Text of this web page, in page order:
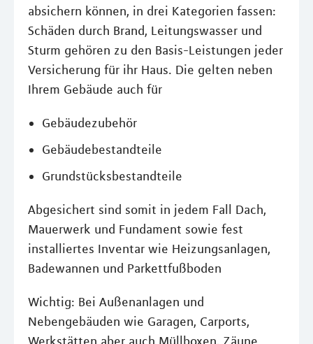
absichern können, in drei Kategorien fassen:
Schäden durch Brand, Leitungswasser und
Sturm gehören zu den Basis-Leistungen jeder
Versicherung für ihr Haus. Die gelten neben
Ihrem Gebäude auch für
Gebäudezubehör
Gebäudebestandteile
Grundstücksbestandteile
Abgesichert sind somit in jedem Fall Dach,
Mauerwerk und Fundament sowie fest
installiertes Inventar wie Heizungsanlagen,
Badewannen und Parkettfußboden
Wichtig: Bei Außenanlagen und
Nebengebäuden wie Garagen, Carports,